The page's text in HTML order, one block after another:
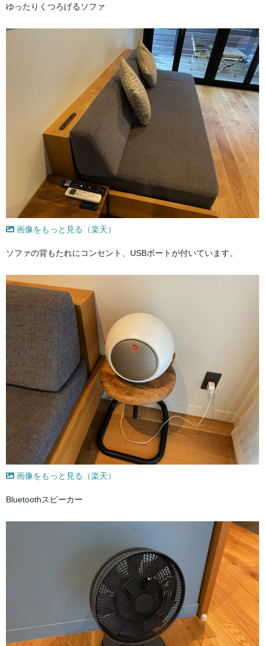
ゆったりくつろげるソファ
画像をもっと見る（楽天）
ソファの背もたれにコンセント、USBポートが付いています。
画像をもっと見る（楽天）
Bluetoothスピーカー